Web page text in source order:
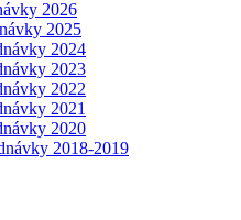
2026
2025
2024
2023
2022
2021
2020
2018-2019